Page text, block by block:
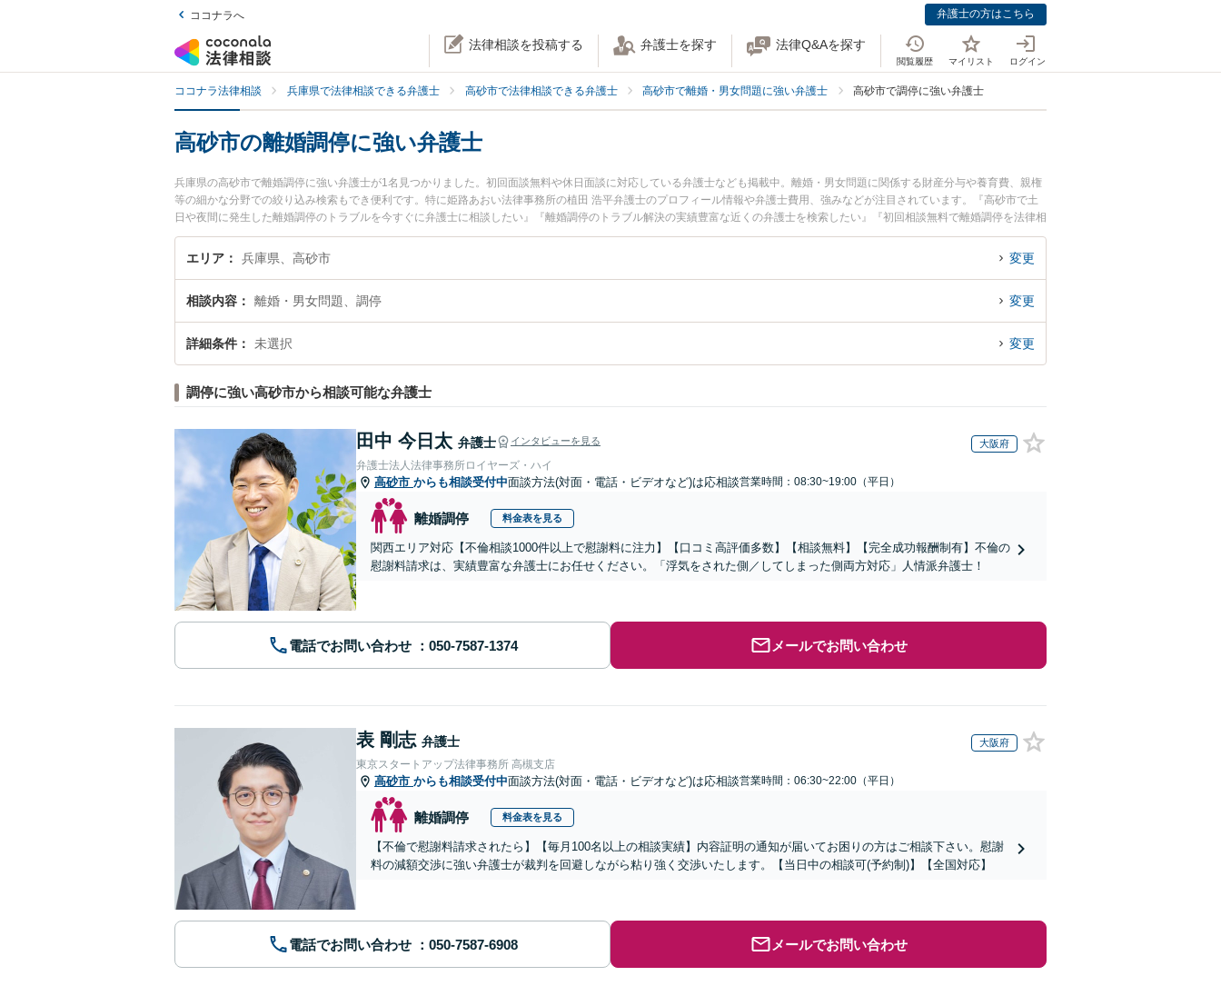
ココナラへ 弁護士の方はこちら
法律相談を投稿する 弁護士を探す 法律Q&Aを探す
閲覧履歴 マイリスト ログイン
ココナラ法律相談 兵庫県で法律相談できる弁護士 高砂市で法律相談できる弁護士 高砂市で離婚・男女問題に強い弁護士 高砂市で調停に強い弁護士
高砂市の離婚調停に強い弁護士
兵庫県の高砂市で離婚調停に強い弁護士が1名見つかりました。初回面談無料や休日面談に対応している弁護士なども掲載中。離婚・男女問題に関係する財産分与や養育費、親権
等の細かな分野での絞り込み検索もでき便利です。特に姫路あおい法律事務所の植田 浩平弁護士のプロフィール情報や弁護士費用、強みなどが注目されています。『高砂市で土
日や夜間に発生した離婚調停のトラブルを今すぐに弁護士に相談したい』『離婚調停のトラブル解決の実績豊富な近くの弁護士を検索したい』『初回相談無料で離婚調停を法律相
談できる高砂市内の弁護士に相談予約したい』などでお困りの相談者さんにおすすめです。
エリア 兵庫県、高砂市 変更
相談内容 離婚・男女問題、調停 変更
詳細条件 未選択 変更
調停に強い高砂市から相談可能な弁護士
田中 今日太 弁護士 インタビューを見る 大阪府
弁護士法人法律事務所ロイヤーズ・ハイ
高砂市 からも相談受付中面談方法(対面・電話・ビデオなど)は応相談営業時間：08:30~19:00（平日）
離婚調停 料金表を見る
関西エリア対応【不倫相談1000件以上で慰謝料に注力】【口コミ高評価多数】【相談無料】【完全成功報酬制有】不倫の
慰謝料請求は、実績豊富な弁護士にお任せください。「浮気をされた側／してしまった側両方対応」人情派弁護士！
電話でお問い合わせ メールでお問い合わせ
表 剛志 弁護士 大阪府
東京スタートアップ法律事務所 高槻支店
高砂市 からも相談受付中面談方法(対面・電話・ビデオなど)は応相談営業時間：06:30~22:00（平日）
離婚調停 料金表を見る
【不倫で慰謝料請求されたら】【毎月100名以上の相談実績】内容証明の通知が届いてお困りの方はご相談下さい。慰謝
料の減額交渉に強い弁護士が裁判を回避しながら粘り強く交渉いたします。【当日中の相談可(予約制)】【全国対応】
電話でお問い合わせ メールでお問い合わせ